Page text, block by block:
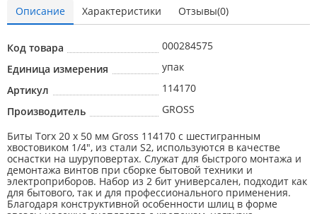
Описание Характеристики Отзывы(0)
Код товара
000284575
Единица измерения
упак
Артикул
114170
Производитель
GROSS
Биты Torx 20 х 50 мм Gross 114170 с шестигранным
хвостовиком 1/4″, из стали S2, используются в качестве
оснастки на шуруповертах. Служат для быстрого монтажа и
демонтажа винтов при сборке бытовой техники и
электроприборов. Набор из 2 бит универсален, подходит как
для бытового, так и для профессионального применения.
Благодаря конструктивной особенности шлиц в форме